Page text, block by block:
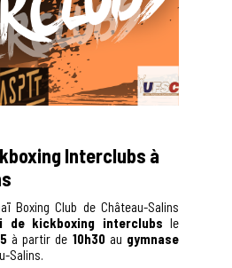
Interclubs à
Boxing Club de Château-Salins
de kickboxing interclubs le
à partir de 10h30au gymnase
Salins.